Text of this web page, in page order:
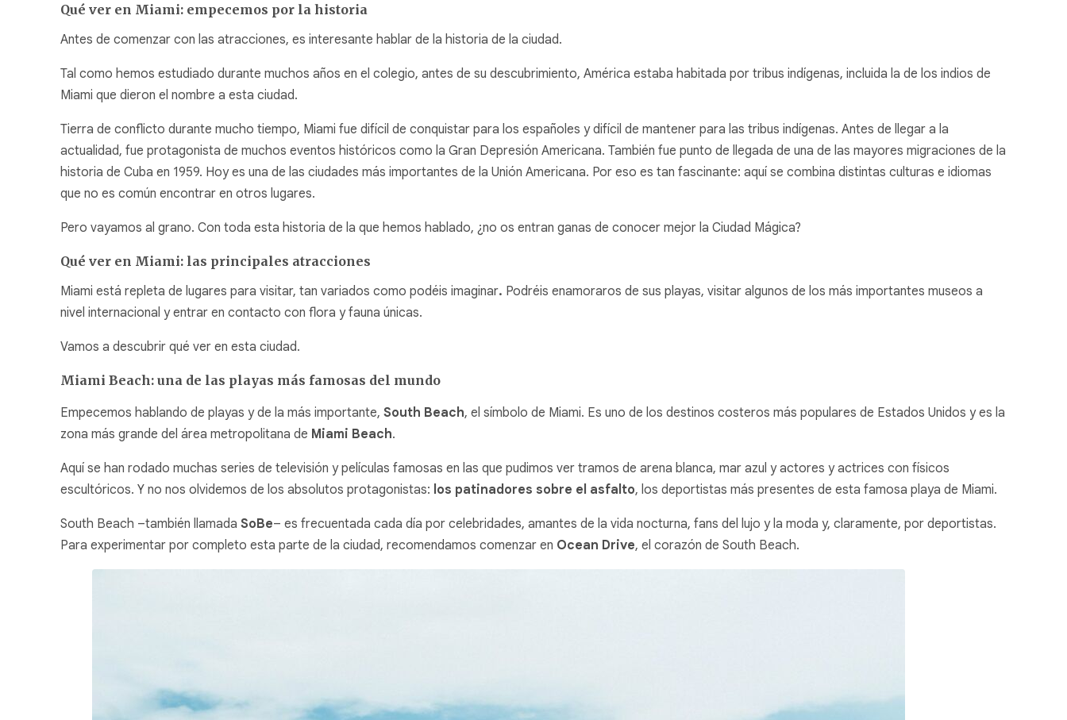
Qué ver en Miami: empecemos por la historia
Antes de comenzar con las atracciones, es interesante hablar de la historia de la ciudad.
Tal como hemos estudiado durante muchos años en el colegio, antes de su descubrimiento, América estaba habitada por tribus indígenas, incluida la de los indios de
Miami que dieron el nombre a esta ciudad.
Tierra de conflicto durante mucho tiempo, Miami fue difícil de conquistar para los españoles y difícil de mantener para las tribus indígenas. Antes de llegar a la
actualidad, fue protagonista de muchos eventos históricos como la Gran Depresión Americana. También fue punto de llegada de una de las mayores migraciones de la
historia de Cuba en 1959. Hoy es una de las ciudades más importantes de la Unión Americana. Por eso es tan fascinante: aquí se combina distintas culturas e idiomas
que no es común encontrar en otros lugares.
Pero vayamos al grano. Con toda esta historia de la que hemos hablado, ¿no os entran ganas de conocer mejor la Ciudad Mágica?
Qué ver en Miami: las principales atracciones
Miami está repleta de lugares para visitar, tan variados como podéis imaginar. Podréis enamoraros de sus playas, visitar algunos de los más importantes museos a
nivel internacional y entrar en contacto con flora y fauna únicas.
Vamos a descubrir qué ver en esta ciudad.
Miami Beach: una de las playas más famosas del mundo
Empecemos hablando de playas y de la más importante, South Beach, el símbolo de Miami. Es uno de los destinos costeros más populares de Estados Unidos y es la
zona más grande del área metropolitana de Miami Beach.
Aquí se han rodado muchas series de televisión y películas famosas en las que pudimos ver tramos de arena blanca, mar azul y actores y actrices con físicos
escultóricos. Y no nos olvidemos de los absolutos protagonistas: los patinadores sobre el asfalto, los deportistas más presentes de esta famosa playa de Miami.
South Beach –también llamada SoBe– es frecuentada cada día por celebridades, amantes de la vida nocturna, fans del lujo y la moda y, claramente, por deportistas.
Para experimentar por completo esta parte de la ciudad, recomendamos comenzar en Ocean Drive, el corazón de South Beach.